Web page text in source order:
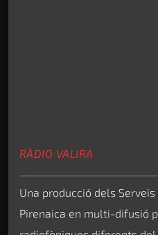
RÀDIO VALIRA
Una producció dels
Pirenaica en multi-difusió